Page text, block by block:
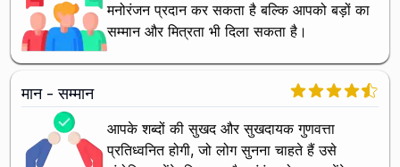
मनोरंजन प्रदान कर सकता है बल्कि आपको बड़ों का
सम्मान और मित्रता भी दिला सकता है।
मान - सम्मान
आपके शब्दों की सुखद और सुखदायक गुणवत्ता
प्रतिध्वनित होगी, जो लोग सुनना चाहते हैं उसे